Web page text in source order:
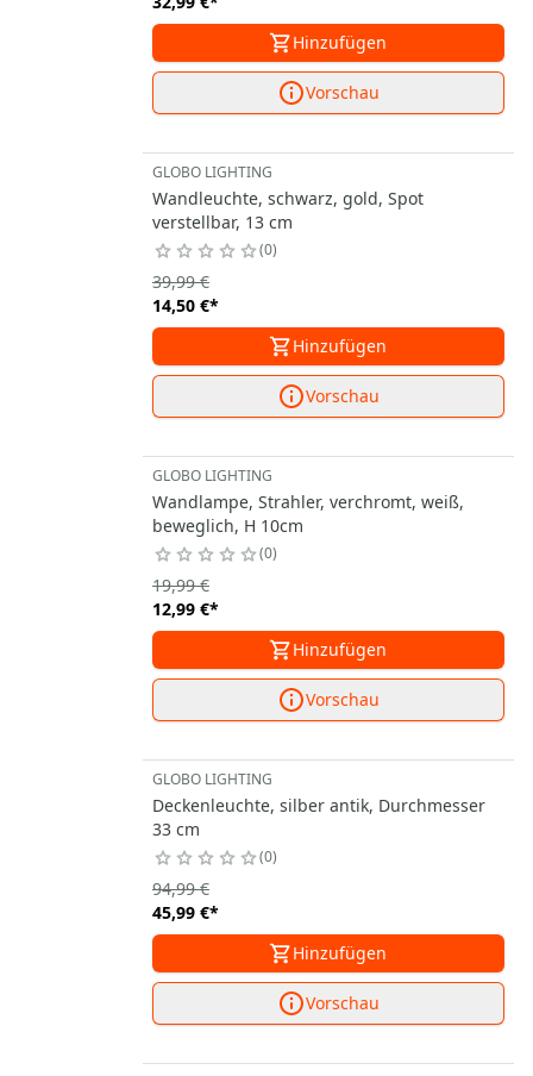
Hinzufügen
Vorschau
GLOBO LIGHTING
Wandleuchte, schwarz, gold, Spot
verstellbar, 13 cm
0
14,50 €*
39,99 €
Hinzufügen
Vorschau
GLOBO LIGHTING
Wandlampe, Strahler, verchromt, weiß,
beweglich, H 10cm
0
12,99 €*
19,99 €
Hinzufügen
Vorschau
GLOBO LIGHTING
Deckenleuchte, silber antik, Durchmesser
33 cm
0
45,99 €*
94,99 €
Hinzufügen
Vorschau